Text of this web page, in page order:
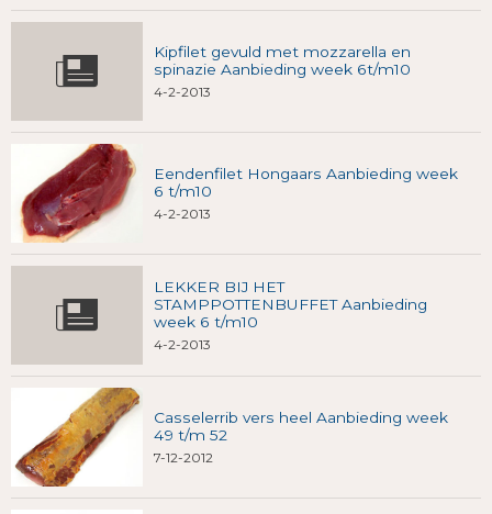
Kipfilet gevuld met mozzarella en
spinazie Aanbieding week 6t/m10
4-2-2013
Eendenfilet Hongaars Aanbieding week
6 t/m10
4-2-2013
LEKKER BIJ HET
STAMPPOTTENBUFFET Aanbieding
week 6 t/m10
4-2-2013
Casselerrib vers heel Aanbieding week
49 t/m 52
7-12-2012